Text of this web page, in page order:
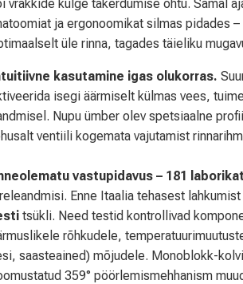
vrakkide külge takerdumise ohtu. Samal
ja ergonoomikat silmas pidades
üle rinna, tagades täieliku
kasutamine igas olukorras.
isegi äärmiselt külmas vees,
Nupu ümber olev spetsiaalne
ventiili kogemata vajutamist
vastupidavus – 181
Enne Itaalia tehasest
tsükli. Need testid kontrollivad
rõhkudele,
saasteained) mõjudele. Monoblokk-
359° pöörlemismehhanism